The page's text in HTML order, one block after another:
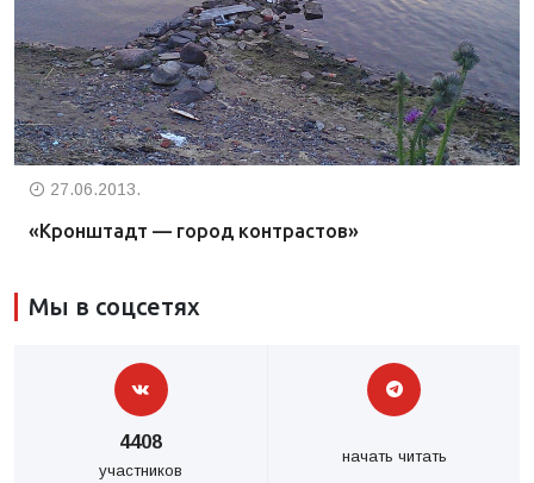
27.06.2013.
«Кронштадт — город контрастов»
Мы в соцсетях
4408
участников
начать читать